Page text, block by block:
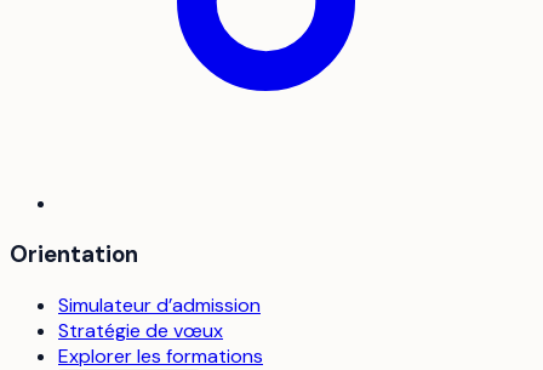
Orientation
Simulateur d’admission
Stratégie de vœux
Explorer les formations